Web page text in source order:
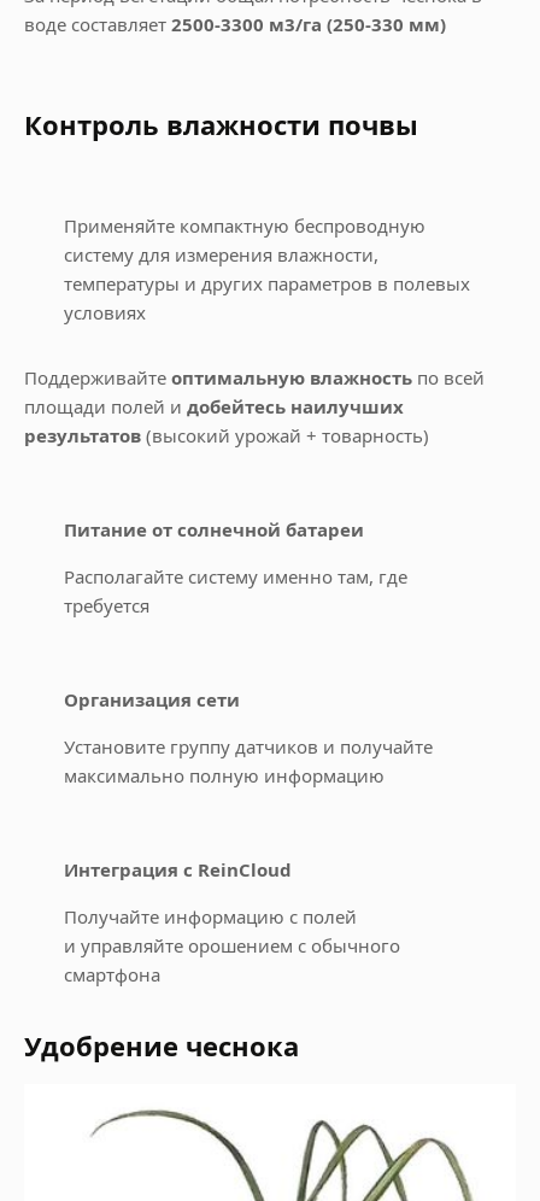
воде составляет 2500-3300 м3/га (250-330 мм)
Контроль влажности почвы
Применяйте компактную беспроводную
систему для измерения влажности,
температуры и других параметров в полевых
условиях
Поддерживайте оптимальную влажность по всей
площади полей и добейтесь наилучших
результатов (высокий урожай + товарность)
Питание от солнечной батареи
Располагайте систему именно там, где
требуется
Организация сети
Установите группу датчиков и получайте
максимально полную информацию
Интеграция с ReinCloud
Получайте информацию с полей
и управляйте орошением с обычного
смартфона
Удобрение чеснока